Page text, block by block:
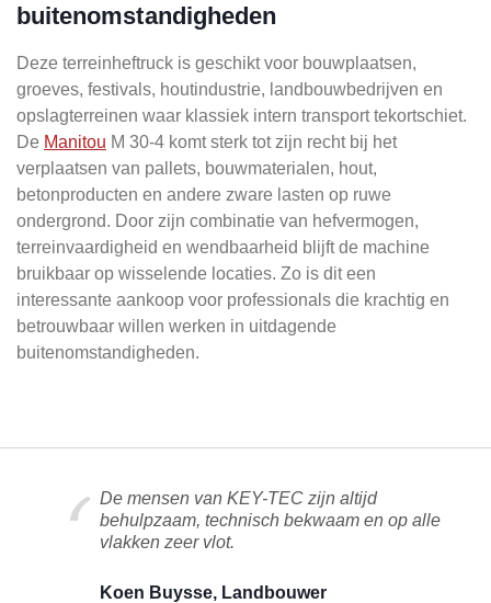
buitenomstandigheden
Deze terreinheftruck is geschikt voor bouwplaatsen,
groeves, festivals, houtindustrie, landbouwbedrijven en
opslagterreinen waar klassiek intern transport tekortschiet.
De Manitou M 30-4 komt sterk tot zijn recht bij het
verplaatsen van pallets, bouwmaterialen, hout,
betonproducten en andere zware lasten op ruwe
ondergrond. Door zijn combinatie van hefvermogen,
terreinvaardigheid en wendbaarheid blijft de machine
bruikbaar op wisselende locaties. Zo is dit een
interessante aankoop voor professionals die krachtig en
betrouwbaar willen werken in uitdagende
buitenomstandigheden.
De mensen van KEY-TEC zijn altijd
behulpzaam, technisch bekwaam en op alle
vlakken zeer vlot.
Koen Buysse, Landbouwer